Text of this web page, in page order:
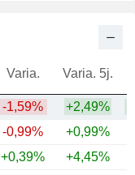
Varia. Varia. 5j.
-1,59% +2,49%
-0,99% +0,99%
+0,39% +4,45%